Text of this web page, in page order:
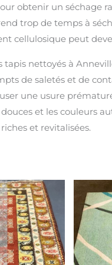
obtenir un séchage
trop de temps à
cellulosique peut
tapis nettoyés à
de saletés et de
une usure
et les couleurs
et revitalisées.